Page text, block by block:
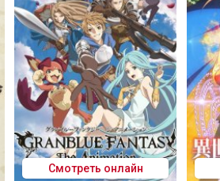
Смотреть онлайн